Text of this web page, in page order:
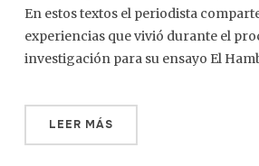
En estos textos el periodista
experiencias que vivió durante el
investigación para su ensayo El
LEER MÁS